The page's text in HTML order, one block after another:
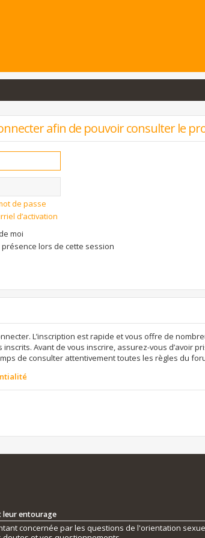
afin de pouvoir consulter le
de passe
d’activation
moi
lors de cette session
L’inscription est rapide et vous offre de
Avant de vous inscrire, assurez-vous d’avoir
de consulter attentivement toutes les règles du
leur entourage
concernée par les questions de l'orientation